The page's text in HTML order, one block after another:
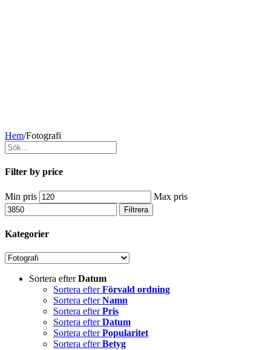
Hem/Fotografi
Filter by price
Min pris Max pris
Filtrera
Kategorier
Sortera efterDatum
Sortera efterFörvald ordning
Sortera efterNamn
Sortera efterPris
Sortera efterDatum
Sortera efterPopularitet
Sortera efterBetyg